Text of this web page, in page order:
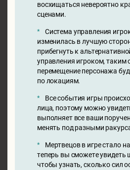
восхищаться невероятно
сценами.
Система управления
изменилась в лучшую
прибегнуть к
управления игроком, таким
перемещение персонажа
по локациям.
Все события игры
лица, поэтому можно
выполняет все ваши
менять под разными
Мертвецов в игре стало
теперь вы сможете увидеть
чтобы узнать, сколько сил